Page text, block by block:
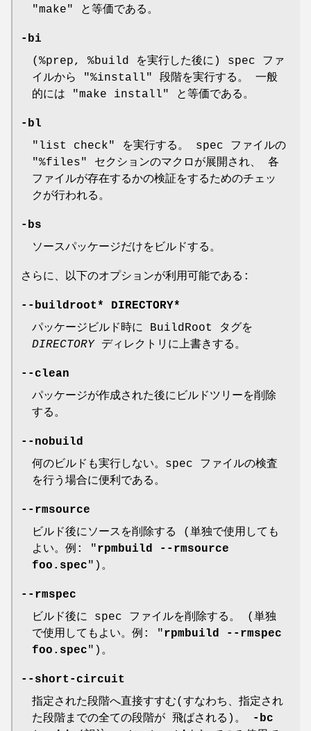
"make" と等価である。
-bi
(%prep, %build を実行した後に) spec ファ
イルから "%install" 段階を実行する。 一般
的には "make install" と等価である。
-bl
"list check" を実行する。 spec ファイルの
"%files" セクションのマクロが展開され、 各
ファイルが存在するかの検証をするためのチェッ
クが行われる。
-bs
ソースパッケージだけをビルドする。
さらに、以下のオプションが利用可能である:
--buildroot* DIRECTORY*
パッケージビルド時に BuildRoot タグを
DIRECTORYディレクトリに上書きする。
--clean
パッケージが作成された後にビルドツリーを削除
する。
--nobuild
何のビルドも実行しない。spec ファイルの検査
を行う場合に便利である。
--rmsource
ビルド後にソースを削除する (単独で使用しても
よい。例: "rpmbuild
--rmsource
foo.spec")。
--rmspec
ビルド後に spec ファイルを削除する。 (単独
で使用してもよい。例: "rpmbuild --rmspec
foo.spec")。
--short-circuit
指定された段階へ直接すすむ(すなわち、指定され
た段階までの全ての段階が 飛ばされる)。
-bc